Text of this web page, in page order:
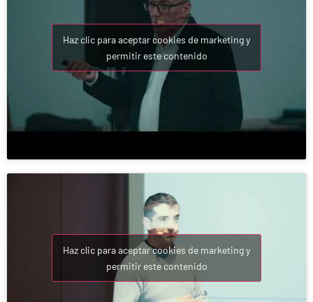
Haz clic para aceptar cookies de marketing y
permitir este contenido
Haz clic para aceptar cookies de marketing y
permitir este contenido